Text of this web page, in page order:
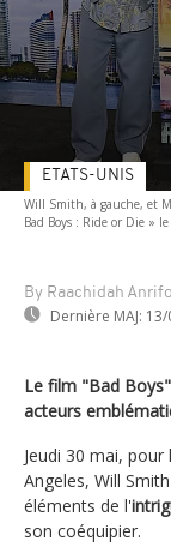
Will Smith, à gauche, et
Bad Boys : Ride or Die »
By Raachidah
Dernière MAJ:
ETATS-UNIS
Le film "Bad
acteurs
Jeudi 30 mai,
Angeles, Will
éléments de l'
son coéquipier.